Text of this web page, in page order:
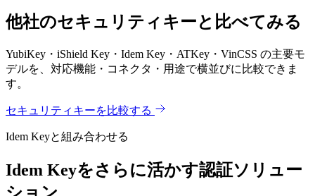
他社のセキュリティキーと比べてみる
YubiKey・iShield Key・Idem Key・ATKey・VinCSS の主要モ
デルを、対応機能・コネクタ・用途で横並びに比較できま
す。
セキュリティキーを比較する
Idem Keyと組み合わせる
Idem Keyをさらに活かす認証ソリュー
ション